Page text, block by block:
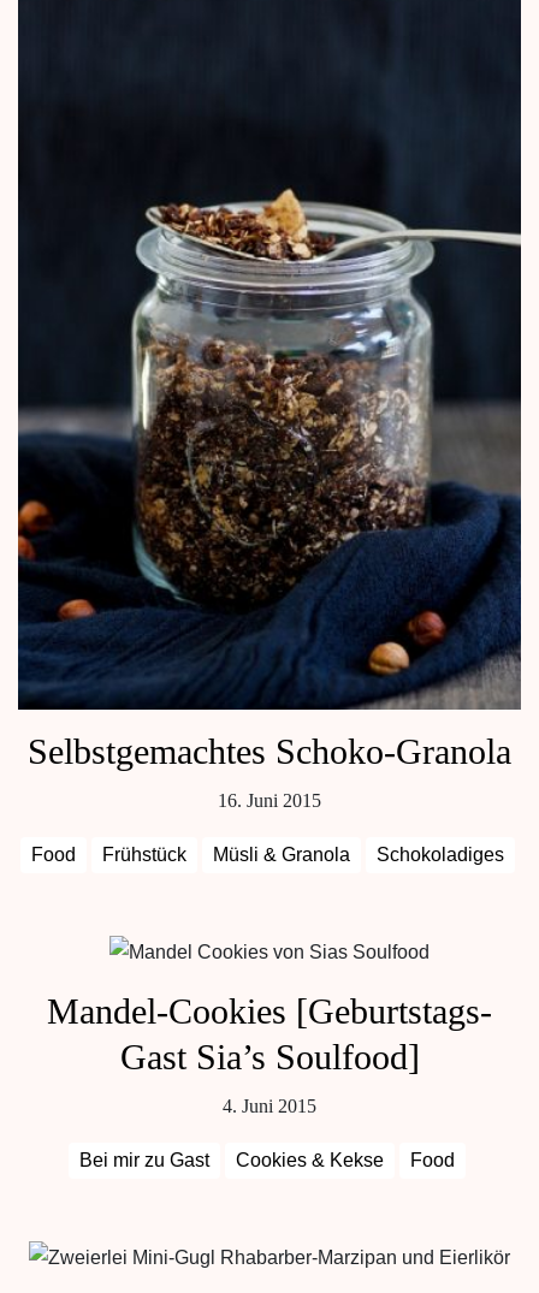
Selbstgemachtes Schoko-Granola
16. Juni 2015
Food Frühstück Müsli & Granola Schokoladiges
Mandel-Cookies [Geburtstags-
Gast Sia’s Soulfood]
4. Juni 2015
Bei mir zu Gast Cookies & Kekse Food